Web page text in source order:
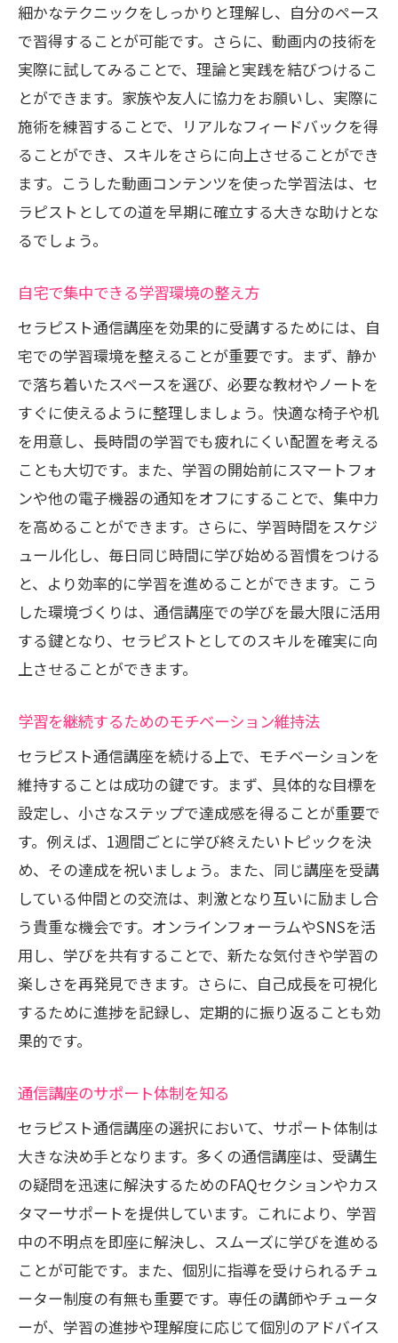
細かなテクニックをしっかりと理解し、自分のペース
で習得することが可能です。さらに、動画内の技術を
実際に試してみることで、理論と実践を結びつけるこ
とができます。家族や友人に協力をお願いし、実際に
施術を練習することで、リアルなフィードバックを得
ることができ、スキルをさらに向上させることができ
ます。こうした動画コンテンツを使った学習法は、セ
ラピストとしての道を早期に確立する大きな助けとな
るでしょう。
自宅で集中できる学習環境の整え方
セラピスト通信講座を効果的に受講するためには、自
宅での学習環境を整えることが重要です。まず、静か
で落ち着いたスペースを選び、必要な教材やノートを
すぐに使えるように整理しましょう。快適な椅子や机
を用意し、長時間の学習でも疲れにくい配置を考える
ことも大切です。また、学習の開始前にスマートフォ
ンや他の電子機器の通知をオフにすることで、集中力
を高めることができます。さらに、学習時間をスケジ
ュール化し、毎日同じ時間に学び始める習慣をつける
と、より効率的に学習を進めることができます。こう
した環境づくりは、通信講座での学びを最大限に活用
する鍵となり、セラピストとしてのスキルを確実に向
上させることができます。
学習を継続するためのモチベーション維持法
セラピスト通信講座を続ける上で、モチベーションを
維持することは成功の鍵です。まず、具体的な目標を
設定し、小さなステップで達成感を得ることが重要で
す。例えば、1週間ごとに学び終えたいトピックを決
め、その達成を祝いましょう。また、同じ講座を受講
している仲間との交流は、刺激となり互いに励まし合
う貴重な機会です。オンラインフォーラムやSNSを活
用し、学びを共有することで、新たな気付きや学習の
楽しさを再発見できます。さらに、自己成長を可視化
するために進捗を記録し、定期的に振り返ることも効
果的です。
通信講座のサポート体制を知る
セラピスト通信講座の選択において、サポート体制は
大きな決め手となります。多くの通信講座は、受講生
の疑問を迅速に解決するためのFAQセクションやカス
タマーサポートを提供しています。これにより、学習
中の不明点を即座に解決し、スムーズに学びを進める
ことが可能です。また、個別に指導を受けられるチュ
ーター制度の有無も重要です。専任の講師やチュータ
ーが、学習の進捗や理解度に応じて個別のアドバイス